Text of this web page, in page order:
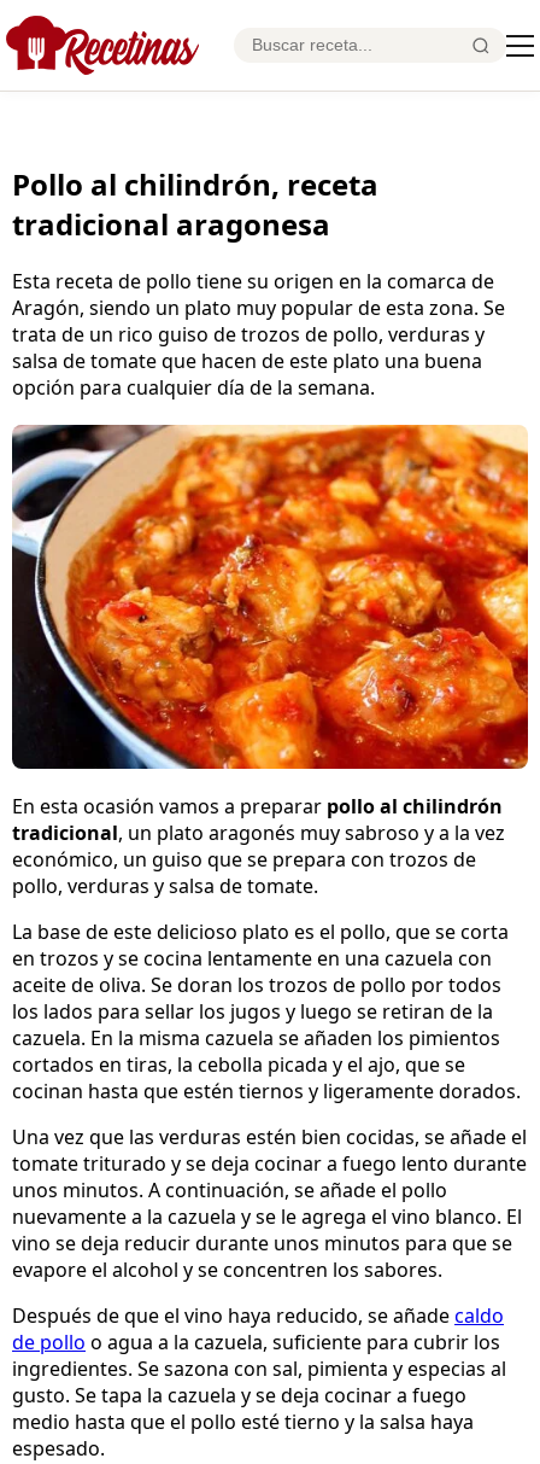
Pollo al chilindrón, receta
tradicional aragonesa
Esta receta de pollo tiene su origen en la comarca de
Aragón, siendo un plato muy popular de esta zona. Se
trata de un rico guiso de trozos de pollo, verduras y
salsa de tomate que hacen de este plato una buena
opción para cualquier día de la semana.
En esta ocasión vamos a preparar pollo al chilindrón
tradicional, un plato aragonés muy sabroso y a la vez
económico, un guiso que se prepara con trozos de
pollo, verduras y salsa de tomate.
La base de este delicioso plato es el pollo, que se corta
en trozos y se cocina lentamente en una cazuela con
aceite de oliva. Se doran los trozos de pollo por todos
los lados para sellar los jugos y luego se retiran de la
cazuela. En la misma cazuela se añaden los pimientos
cortados en tiras, la cebolla picada y el ajo, que se
cocinan hasta que estén tiernos y ligeramente dorados.
Una vez que las verduras estén bien cocidas, se añade el
tomate triturado y se deja cocinar a fuego lento durante
unos minutos. A continuación, se añade el pollo
nuevamente a la cazuela y se le agrega el vino blanco. El
vino se deja reducir durante unos minutos para que se
evapore el alcohol y se concentren los sabores.
Después de que el vino haya reducido, se añadecaldo
de pollo o agua a la cazuela, suficiente para cubrir los
ingredientes. Se sazona con sal, pimienta y especias al
gusto. Se tapa la cazuela y se deja cocinar a fuego
medio hasta que el pollo esté tierno y la salsa haya
espesado.